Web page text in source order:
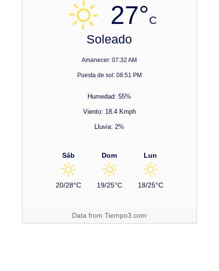
27°C
Soleado
Amanecer: 07:32 AM
Puesta de sol: 08:51 PM
Humedad: 55%
Viento: 18.4 Kmph
Lluvia: 2%
Sáb
20/28°C
Dom
19/25°C
Lun
18/25°C
Data fromTiempo3.com